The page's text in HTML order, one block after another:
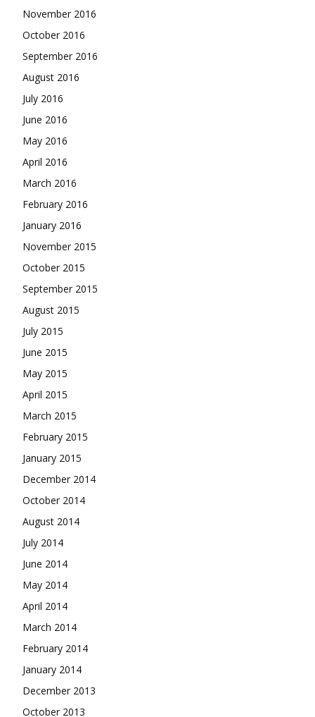
November 2016
October 2016
September 2016
August 2016
July 2016
June 2016
May 2016
April 2016
March 2016
February 2016
January 2016
November 2015
October 2015
September 2015
August 2015
July 2015
June 2015
May 2015
April 2015
March 2015
February 2015
January 2015
December 2014
October 2014
August 2014
July 2014
June 2014
May 2014
April 2014
March 2014
February 2014
January 2014
December 2013
October 2013